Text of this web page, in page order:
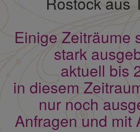
Einige Zeiträume
stark
aktuell bis
in diesem
nur noch
Anfragen und mit